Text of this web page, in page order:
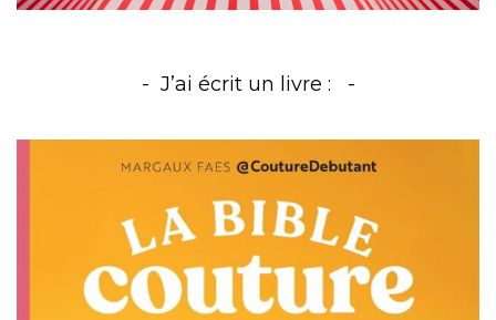
J’ai écrit un livre :